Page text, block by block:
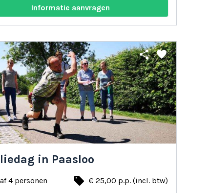
Informatie aanvragen
share favorite
in Paasloo
4 personen local_offer € 25,00 p.p. (incl. btw)